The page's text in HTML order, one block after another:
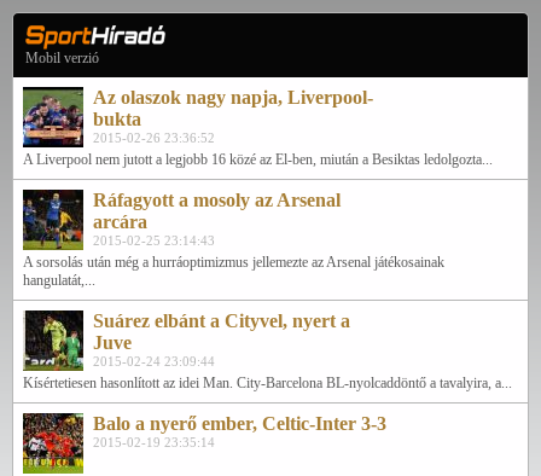
Mobil verzió
Az olaszok nagy napja, Liverpool-
bukta
2015-02-26 23:36:52
A Liverpool nem jutott a legjobb 16 közé az El-ben, miután a Besiktas ledolgozta...
Ráfagyott a mosoly az Arsenal
arcára
2015-02-25 23:14:43
A sorsolás után még a hurráoptimizmus jellemezte az Arsenal játékosainak
hangulatát,...
Suárez elbánt a Cityvel, nyert a
Juve
2015-02-24 23:09:44
Kísértetiesen hasonlított az idei Man. City-Barcelona BL-nyolcaddöntő a tavalyira, a...
Balo a nyerő ember, Celtic-Inter 3-3
2015-02-19 23:35:14